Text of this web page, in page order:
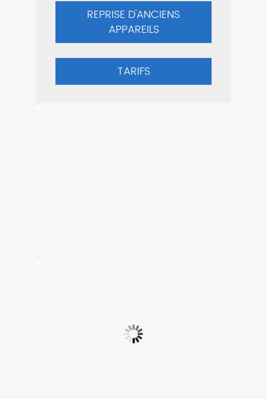
Voir toutes nos nouveautés
REPRISE D'ANCIENS
APPAREILS
TARIFS